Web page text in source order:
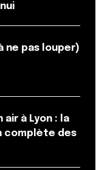
ne pas louper)
air à Lyon : la
complète des